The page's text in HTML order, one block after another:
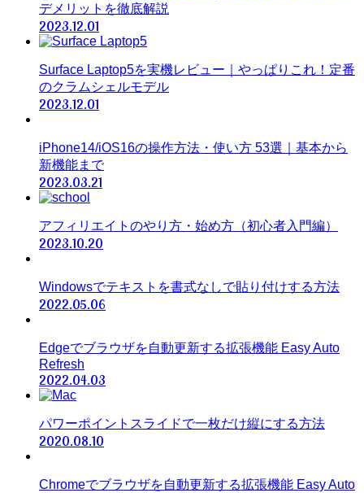
デメリットを徹底解説
2023.12.01
Surface Laptop5を実機レビュー｜やっぱりこれ！定番
のクラムシェルモデル
2023.12.01
iPhone14/iOS16の操作方法・使い方 53選｜基本から
新機能まで
2023.03.21
アフィリエイトのやり方・始め方（初心者入門編）
2023.10.20
Windowsでテキストを書式なしで貼り付けする方法
2022.05.06
Edgeでブラウザを自動更新する拡張機能 Easy Auto
Refresh
2022.04.03
パワーポイントスライドで一枚だけ縦にする方法
2020.08.10
Chromeでブラウザを自動更新する拡張機能 Easy Auto